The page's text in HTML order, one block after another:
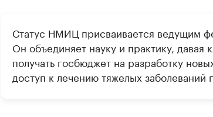
Статус НМИЦ присваивается ведущим
Он объединяет науку и практику, давая
получать госбюджет на разработку
доступ к лечению тяжелых заболеваний